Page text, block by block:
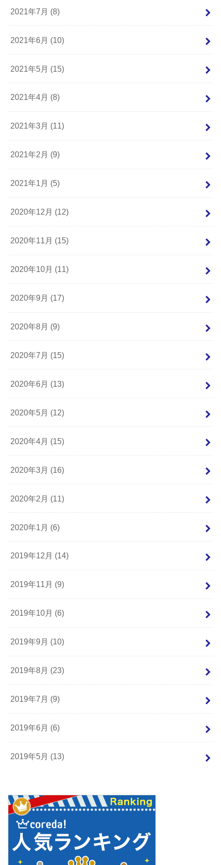
2021年7月 (8)
2021年6月 (10)
2021年5月 (15)
2021年4月 (8)
2021年3月 (11)
2021年2月 (9)
2021年1月 (5)
2020年12月 (12)
2020年11月 (15)
2020年10月 (11)
2020年9月 (17)
2020年8月 (9)
2020年7月 (15)
2020年6月 (13)
2020年5月 (12)
2020年4月 (15)
2020年3月 (16)
2020年2月 (11)
2020年1月 (6)
2019年12月 (14)
2019年11月 (9)
2019年10月 (6)
2019年9月 (10)
2019年8月 (23)
2019年7月 (9)
2019年6月 (6)
2019年5月 (13)